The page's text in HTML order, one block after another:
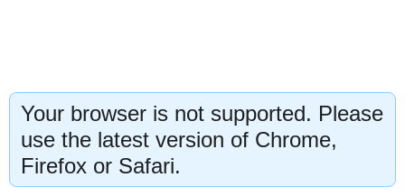
Your browser is not supported. Please
use the latest version of Chrome,
Firefox or Safari.